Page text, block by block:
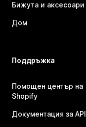
Бижута и аксесоари
Дом
Поддръжка
Помощен център на
Shopify
Документация за API